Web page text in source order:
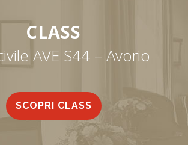
CLASS
AVE S44 – Avorio
SCOPRI CLASS